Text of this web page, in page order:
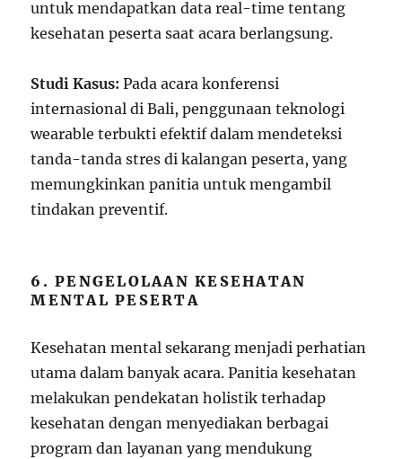
untuk mendapatkan data real-time tentang
kesehatan peserta saat acara berlangsung.
Studi Kasus: Pada acara konferensi
internasional di Bali, penggunaan teknologi
wearable terbukti efektif dalam mendeteksi
tanda-tanda stres di kalangan peserta, yang
memungkinkan panitia untuk mengambil
tindakan preventif.
6. PENGELOLAAN KESEHATAN
MENTAL PESERTA
Kesehatan mental sekarang menjadi perhatian
utama dalam banyak acara. Panitia kesehatan
melakukan pendekatan holistik terhadap
kesehatan dengan menyediakan berbagai
program dan layanan yang mendukung